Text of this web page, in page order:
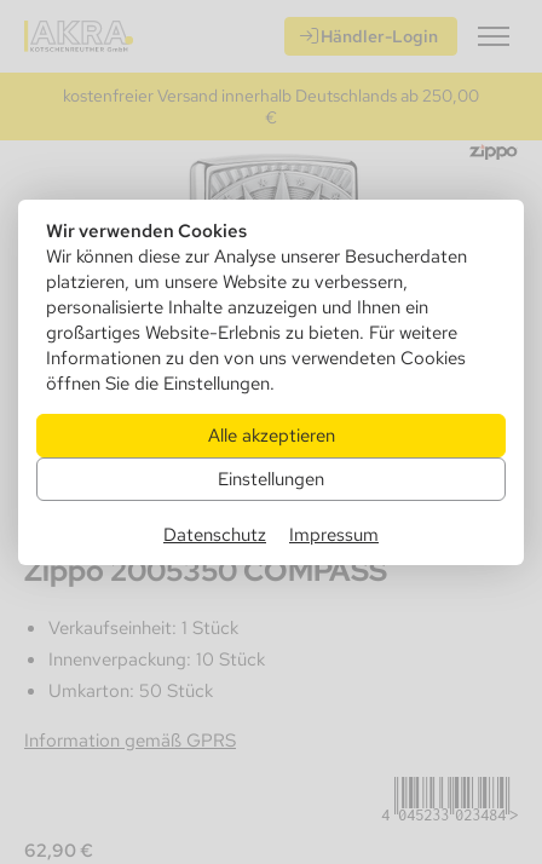
Wir verwenden Cookies
Wir können diese zur Analyse unserer Besucherdaten
platzieren, um unsere Website zu verbessern,
personalisierte Inhalte anzuzeigen und Ihnen ein
großartiges Website-Erlebnis zu bieten. Für weitere
Informationen zu den von uns verwendeten Cookies
öffnen Sie die Einstellungen.
Alle akzeptieren
Einstellungen
Datenschutz Impressum
Händler-Login
kostenfreier Versand innerhalb Deutschlands ab 250,00
€
Zippo 2005350 COMPASS
Verkaufseinheit: 1 Stück
Innenverpackung: 10 Stück
Umkarton: 50 Stück
Information gemäß GPRS
4045233023484
62,90 €